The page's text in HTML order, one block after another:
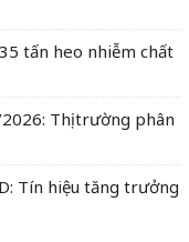
tấn heo nhiễm chất
Thị trường phân
Tín hiệu tăng trưởng